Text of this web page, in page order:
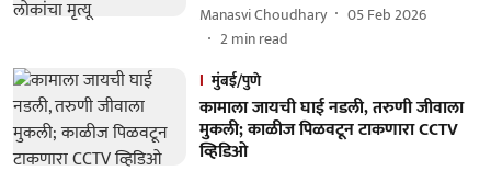
Manasvi Choudhary
05 Feb 2026
2min read
मुंबई/पुणे
कामाला जायची घाई नडली, तरुणी जीवाला
मुकली; काळीज पिळवटून टाकणारा CCTV
व्हिडिओ